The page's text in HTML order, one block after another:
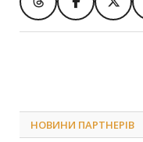
НОВИНИ ПАРТНЕРІВ